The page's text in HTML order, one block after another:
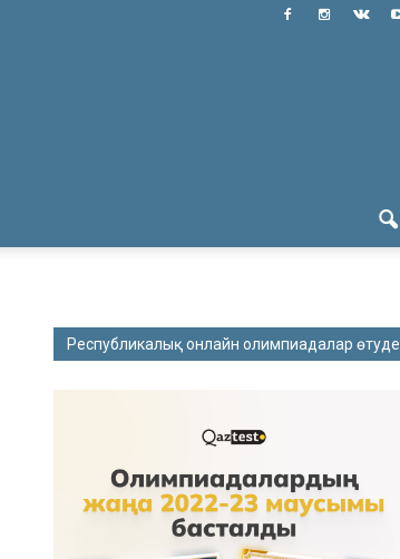
Республикалық онлайн олимпиадалар өтуде